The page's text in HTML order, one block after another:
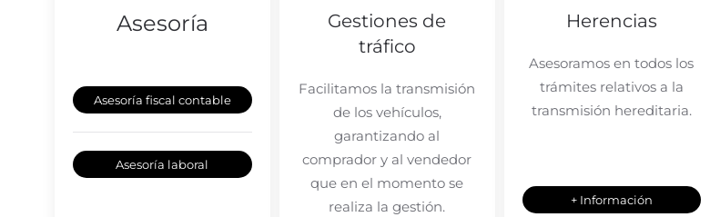
Asesoría
Asesoría fiscal contable
Asesoría laboral
Gestiones de
tráfico
Facilitamos la transmisión
de los vehículos,
garantizando al
comprador y al vendedor
que en el momento se
realiza la gestión.
Herencias
Asesoramos en todos los
trámites relativos a la
transmisión hereditaria.
+ Información